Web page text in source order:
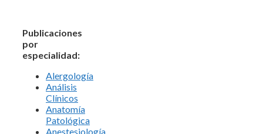
Publicaciones
por
especialidad:
Alergología
Análisis
Clínicos
Anatomía
Patológica
Anestesiología